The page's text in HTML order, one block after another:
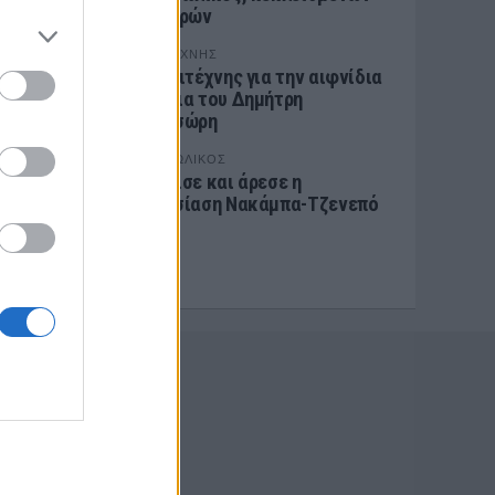
των θυρών
ΕΡΑΣΙΤΕΧΝΗΣ
Ο Ερασιτέχνης για την αιφνίδια
απώλεια του Δημήτρη
Καρατσώρη
ΠΑΝΑΙΤΩΛΙΚΟΣ
Ξεχώρισε και άρεσε η
παρουσίαση Νακάμπα-Τζενεπό